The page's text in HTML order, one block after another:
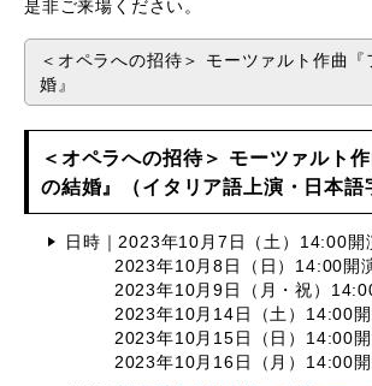
是非ご来場ください。
＜オペラへの招待＞ モーツァルト作曲『
婚』
＜オペラへの招待＞ モーツァルト
の結婚』（イタリア語上演・日本語
日時｜2023年10月7日（土）14:00開
2023年10月8日（日）14:00開
2023年10月9日（月・祝）
2023年10月14日（土）14:00
2023年10月15日（日）14:00
2023年10月16日（月）14:00